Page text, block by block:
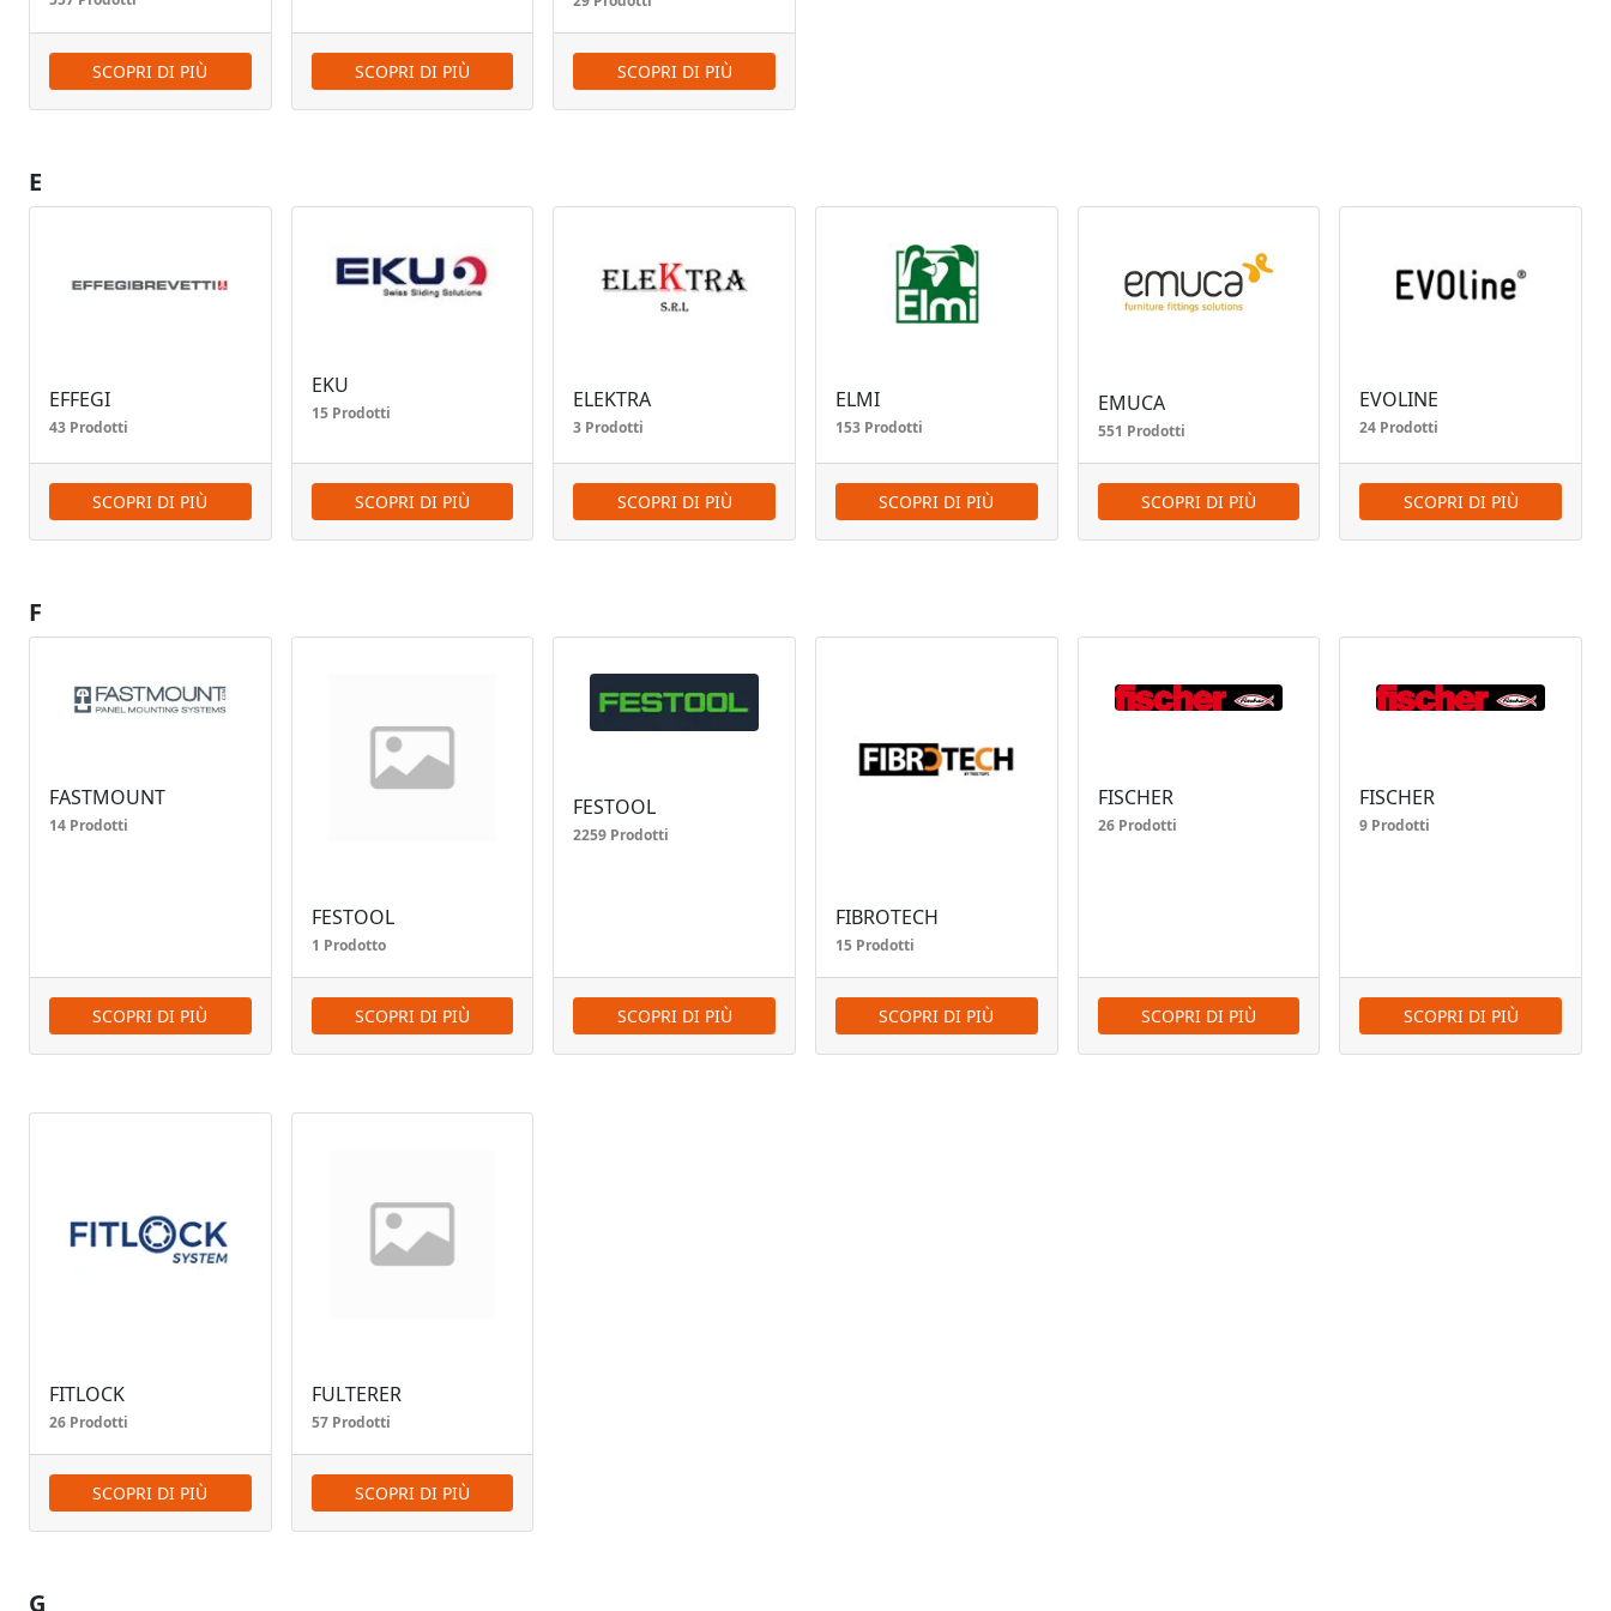
SCOPRI DI PIÙ SCOPRI DI PIÙ SCOPRI DI PIÙ
E
EFFEGI
43 Prodotti
SCOPRI DI PIÙ
EKU
15 Prodotti
SCOPRI DI PIÙ
ELEKTRA
3 Prodotti
SCOPRI DI PIÙ
ELMI
153 Prodotti
SCOPRI DI PIÙ
EMUCA
551 Prodotti
SCOPRI DI PIÙ
EVOLINE
24 Prodotti
SCOPRI DI PIÙ
F
FASTMOUNT
14 Prodotti
SCOPRI DI PIÙ
FESTOOL
1 Prodotto
SCOPRI DI PIÙ
FESTOOL
2259 Prodotti
SCOPRI DI PIÙ
FIBROTECH
15 Prodotti
SCOPRI DI PIÙ
FISCHER
26 Prodotti
SCOPRI DI PIÙ
FISCHER
9 Prodotti
SCOPRI DI PIÙ
FITLOCK
26 Prodotti
SCOPRI DI PIÙ
FULTERER
57 Prodotti
SCOPRI DI PIÙ
G